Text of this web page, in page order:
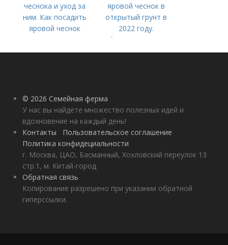
чеснока и уход за
ним. Как посадить
яровой чеснок
яровой чеснок в
открытый грунт в
2022 году.
Добавление статьи в
новую подборку
© 2026 Семейная ферма
У нас вы найдете множество полезных идей и
вдохновение на каждый день!
Контакты
Пользовательское соглашение
Политика конфидециальности
г. Москва, ЦАО, Басманный, Хохловский переулок 13
стр.1, м. Китай-город
Обратная связь
Копирование разрешено при указании обратной
гиперссылки.